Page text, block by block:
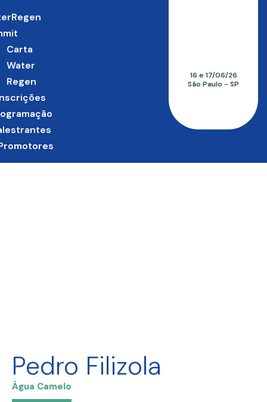
16 e 17/06/26
São Paulo - SP
Carta
Water
Regen
Pedro Filizola
Água Camelo